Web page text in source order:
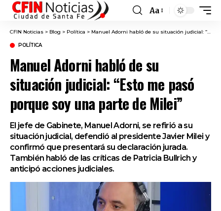
Font
Resizer
Aa
CFIN Noticias > Blog > Política > Manuel Adorni habló de su situación judicial: “Esto me pasó porque soy una parte de Milei”
POLÍTICA
Manuel Adorni habló de su
situación judicial: “Esto me pasó
porque soy una parte de Milei”
El jefe de Gabinete, Manuel Adorni, se refirió a su
situación judicial, defendió al presidente Javier Milei y
confirmó que presentará su declaración jurada.
También habló de las críticas de Patricia Bullrich y
anticipó acciones judiciales.